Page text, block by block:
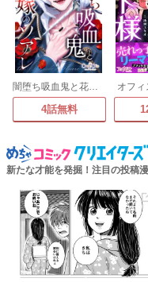
闇堕ち吸血鬼と花嫁のソアレ
4話無料
オフ
新たな才能を発掘！注目の投稿